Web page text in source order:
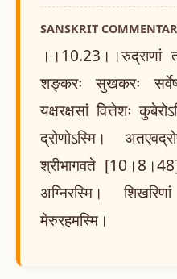
SANSKRIT
।।10.23।।रुद्राणां
शङ्करः सुखकरः सर्वेषां
यक्षरक्षसां वित्तेशः
द्रोणोऽस्मि।
श्रीभागवते
अग्निरस्मि।
मेरुरहमस्मि।